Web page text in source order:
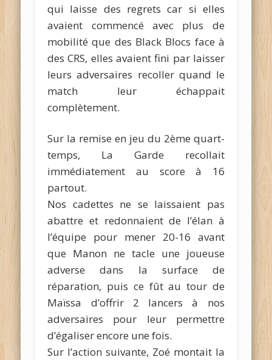
qui laisse des regrets car si elles
avaient commencé avec plus de
mobilité que des Black Blocs face à
des CRS, elles avaient fini par laisser
leurs adversaires recoller quand le
match leur échappait
complètement.
Sur la remise en jeu du 2ème quart-
temps, La Garde recollait
immédiatement au score à 16
partout.
Nos cadettes ne se laissaient pas
abattre et redonnaient de l’élan à
l’équipe pour mener 20-16 avant
que Manon ne tacle une joueuse
adverse dans la surface de
réparation, puis ce fût au tour de
Maïssa d’offrir 2 lancers à nos
adversaires pour leur permettre
d’égaliser encore une fois.
Sur l’action suivante, Zoé montait la